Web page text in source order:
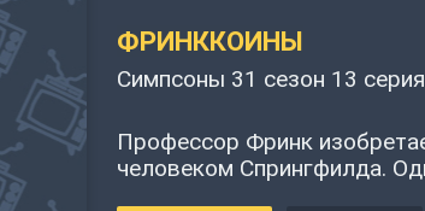
ФРИНККОИНЫ
Симпсоны 31 сезон 13
Профессор Фринк
человеком Спрингфилда.